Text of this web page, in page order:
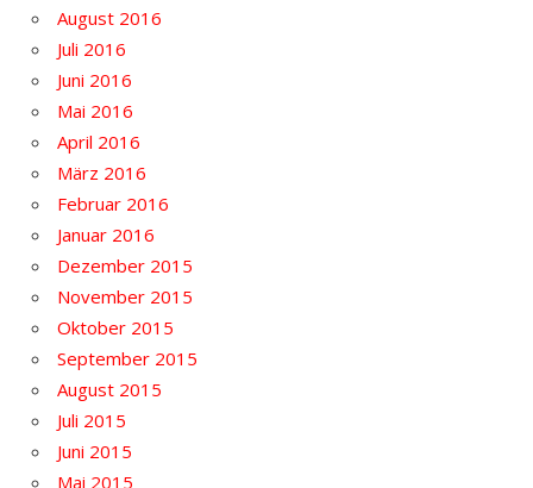
August 2016
Juli 2016
Juni 2016
Mai 2016
April 2016
März 2016
Februar 2016
Januar 2016
Dezember 2015
November 2015
Oktober 2015
September 2015
August 2015
Juli 2015
Juni 2015
Mai 2015